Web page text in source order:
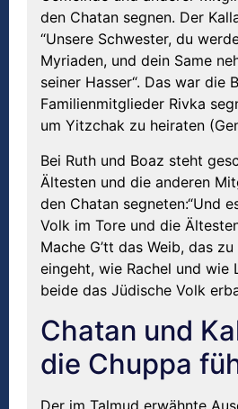
den Chatan segnen. Der
“Unsere Schwester, du
Myriaden, und dein Same
seiner Hasser“. Das war die
Familienmitglieder Rivka
um Yitzchak zu heiraten
Bei Ruth und Boaz steht
Ältesten und die anderen
den Chatan segneten:“Und
Volk im Tore und die
Mache G’tt das Weib, das
eingeht, wie Rachel und wie
beide das Jüdische Volk
Chatan und
die Chuppa
Der im Talmud erwähnte